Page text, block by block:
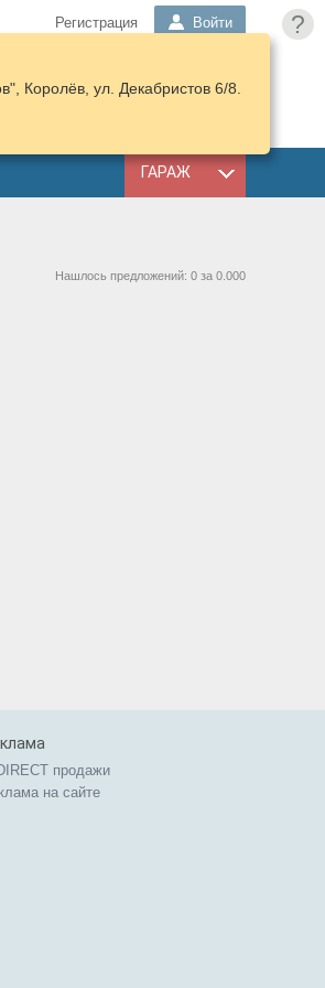
?
Регистрация Войти
КОРЗИНА
ГАРАЖ
Королёв, ул. Декабристов 6/8.
Нашлось предложений: 0 за 0.000
продажи
на сайте